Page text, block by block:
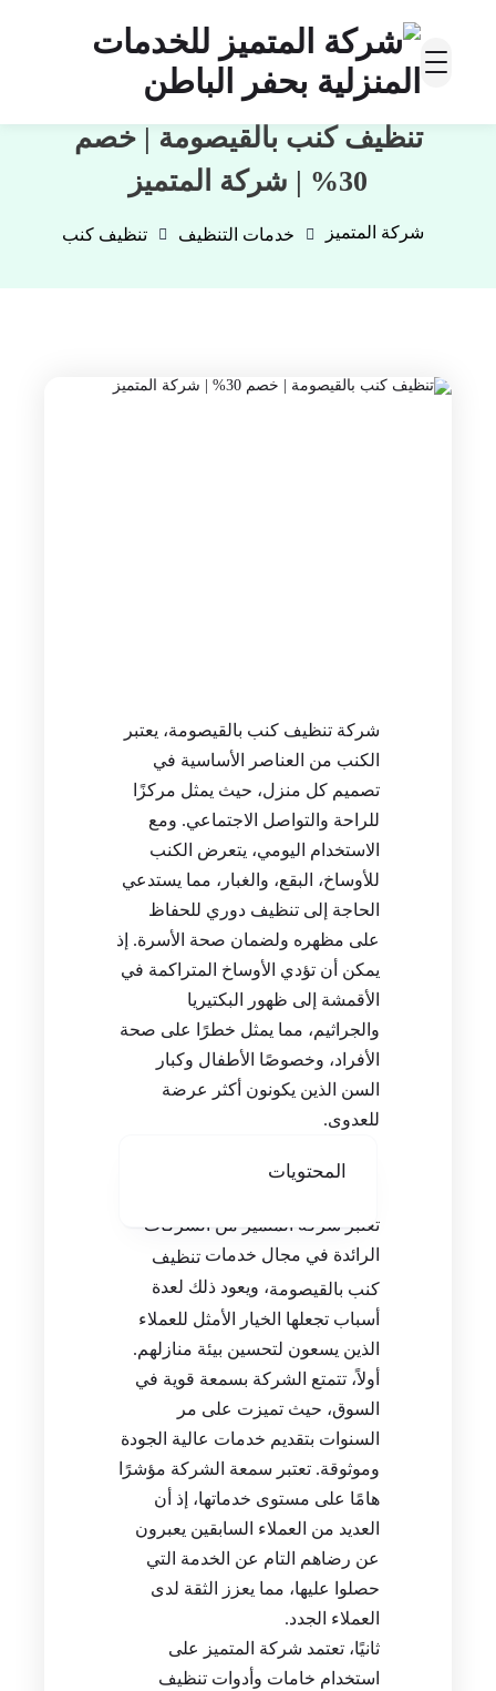
تنظيف كنب بالقيصومة | خصم
30% | شركة المتميز
شركة المتميز خدمات التنظيف تنظيف كنب
شركة تنظيف كنب بالقيصومة، يعتبر
الكنب من العناصر الأساسية في
تصميم كل منزل، حيث يمثل مركزًا
للراحة والتواصل الاجتماعي. ومع
الاستخدام اليومي، يتعرض الكنب
للأوساخ، البقع، والغبار، مما يستدعي
الحاجة إلى تنظيف دوري للحفاظ
على مظهره ولضمان صحة الأسرة. إذ
يمكن أن تؤدي الأوساخ المتراكمة في
الأقمشة إلى ظهور البكتيريا
والجراثيم، مما يمثل خطرًا على صحة
الأفراد، وخصوصًا الأطفال وكبار
السن الذين يكونون أكثر عرضة
للعدوى.
المحتويات
تعتبر شركة المتميز من الشركات
الرائدة في مجال خدمات تنظيف
كنب بالقيصومة، ويعود ذلك لعدة
أسباب تجعلها الخيار الأمثل للعملاء
الذين يسعون لتحسين بيئة منازلهم.
أولاً، تتمتع الشركة بسمعة قوية في
السوق، حيث تميزت على مر
السنوات بتقديم خدمات عالية الجودة
وموثوقة. تعتبر سمعة الشركة مؤشرًا
هامًا على مستوى خدماتها، إذ أن
العديد من العملاء السابقين يعبرون
عن رضاهم التام عن الخدمة التي
حصلوا عليها، مما يعزز الثقة لدى
العملاء الجدد.
ثانيًا، تعتمد شركة المتميز على
استخدام خامات وأدوات تنظيف